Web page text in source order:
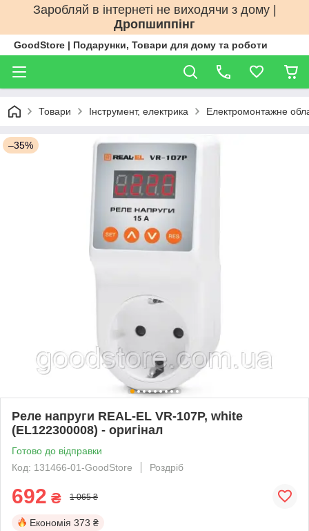
Заробляй в інтернеті не виходячи з дому |
Дропшиппінг
GoodStore | Подарунки, Товари для дому та роботи
Товари Інструмент, електрика Електромонтажне
–35%
Реле напруги REAL-EL VR-107P, white
(EL122300008) - оригінал
Готово до відправки
Код: 131466-01-GoodStore
Роздріб
692 ₴ 1 065 ₴
Економія 373 ₴